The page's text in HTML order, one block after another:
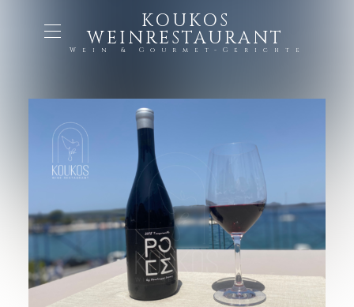
KOUKOS
WEINRESTAURANT
Wein & Gourmet-Gerichte